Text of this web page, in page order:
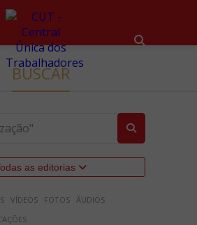
BUSCAR
as editorias
VÍDEOS FOTOS ÁUDIOS